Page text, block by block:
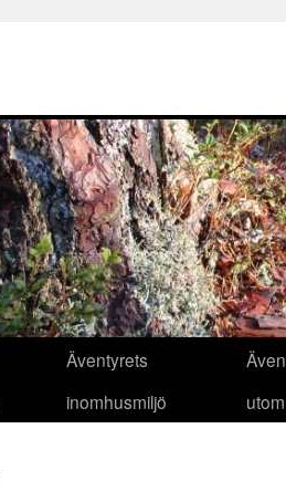
Äventyrets
inomhusmiljö